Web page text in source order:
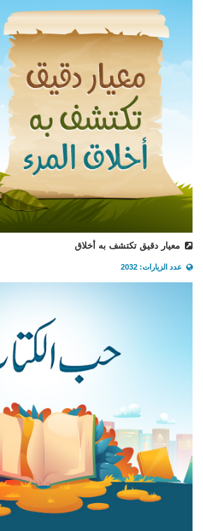
معيار دقيق تكتشف به أخلاق
عدد الزيارات: 2032